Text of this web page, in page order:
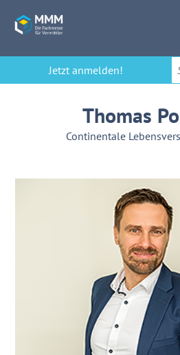
Jetzt anmelden!
Thomas
Continentale